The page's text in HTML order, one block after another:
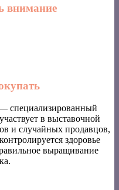
внимание
специализированный
в выставочной
и случайных продавцов,
здоровье
выращивание